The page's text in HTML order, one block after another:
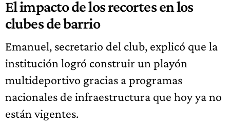
El impacto de los recortes en los
clubes de barrio
Emanuel, secretario del club, explicó que la
institución logró construir un playón
multideportivo gracias a programas
nacionales de infraestructura que hoy ya no
están vigentes.